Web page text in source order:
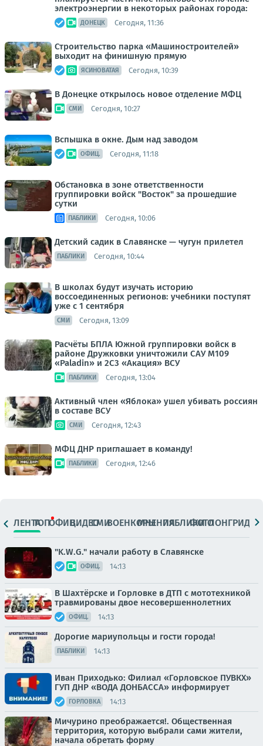
электроэнергии в некоторых районах города:
ДОНЕЦК Сегодня, 11:36
Строительство парка «Машиностроителей»
выходит на финишную прямую
ЯСИНОВАТАЯ Сегодня, 10:39
В Донецке открылось новое отделение МФЦ
СМИ Сегодня, 10:27
Вспышка в окне. Дым над заводом
ОФИЦ. Сегодня, 11:18
Обстановка в зоне ответственности
группировки войск "Восток" за прошедшие
сутки
ПАБЛИКИ Сегодня, 10:06
Детский садик в Славянске — чугун прилетел
ПАБЛИКИ Сегодня, 10:44
В школах будут изучать историю
воссоединенных регионов: учебники поступят
уже с 1 сентября
СМИ Сегодня, 13:09
Расчёты БПЛА Южной группировки войск в
районе Дружковки уничтожили САУ M109
«Paladin» и 2С3 «Акация» ВСУ
ПАБЛИКИ Сегодня, 13:04
Активный член «Яблока» ушел убивать россиян
в составе ВСУ
СМИ Сегодня, 12:43
МФЦ ДНР приглашает в команду!
ПАБЛИКИ Сегодня, 12:46
ЛЕНТАТОПОФИЦ.ВИДЕОСМИВОЕНКОРЫМНЕНИЯПАБЛИКИ
ФОТОЛОНГРИДЫ
"K.W.G." начали работу в Славянске
ОФИЦ. 14:13
В Шахтёрске и Горловке в ДТП с мототехникой
травмированы двое несовершеннолетних
ОФИЦ. 14:13
Дорогие мариупольцы и гости города!
ПАБЛИКИ 14:13
Иван Приходько: Филиал «Горловское ПУВКХ»
ГУП ДНР «ВОДА ДОНБАССА» информирует
ГОРЛОВКА 14:13
Мичурино преображается!. Общественная
территория, которую выбрали сами жители,
начала обретать форму